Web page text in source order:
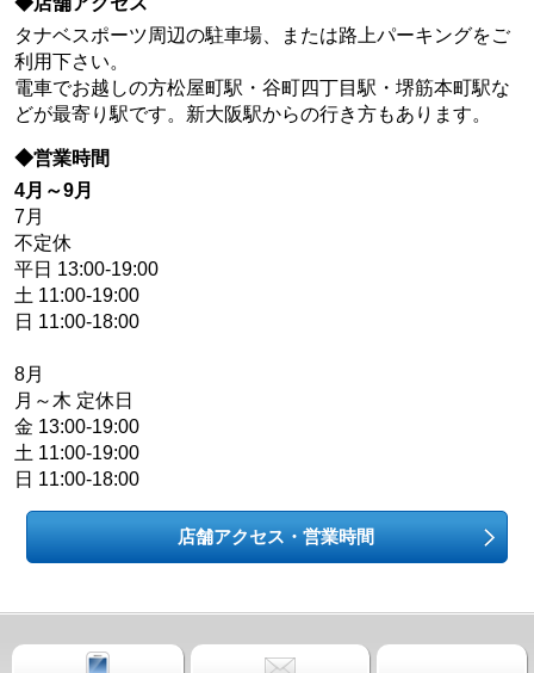
タナベスポーツ周辺の駐車場、または路上パーキングをご
利用下さい。
電車でお越しの方松屋町駅・谷町四丁目駅・堺筋本町駅な
どが最寄り駅です。新大阪駅からの行き方もあります。
◆営業時間
4月～9月
7月
不定休
平日 13:00-19:00
土 11:00-19:00
日 11:00-18:00
8月
月～木 定休日
金 13:00-19:00
土 11:00-19:00
日 11:00-18:00
店舗アクセス・営業時間